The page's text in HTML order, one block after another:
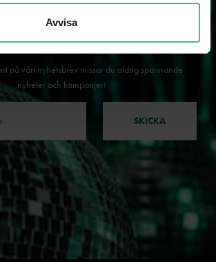
Avvisa
NYHETSBREV
på vårt nyhetsbrev missar du aldrig spännande
nyheter och kampanjer!
SKICKA